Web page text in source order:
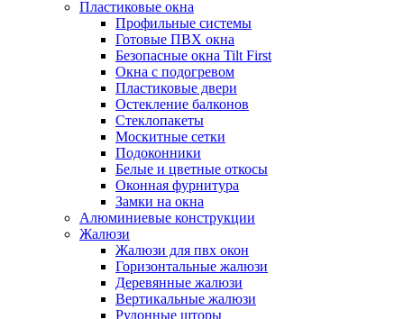
Пластиковые окна
Профильные системы
Готовые ПВХ окна
Безопасные окна Tilt First
Окна с подогревом
Пластиковые двери
Остекление балконов
Стеклопакеты
Москитные сетки
Подоконники
Белые и цветные откосы
Оконная фурнитура
Замки на окна
Алюминиевые конструкции
Жалюзи
Жалюзи для пвх окон
Горизонтальные жалюзи
Деревянные жалюзи
Вертикальные жалюзи
Рулонные шторы